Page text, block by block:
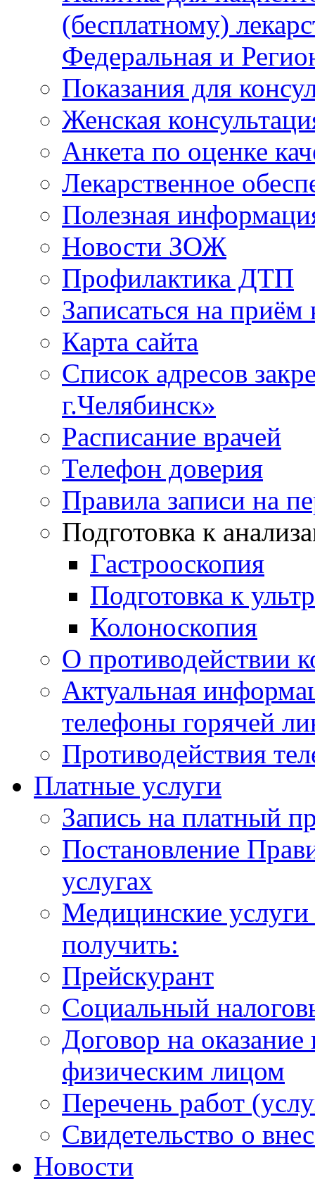
(бесплатному)
Федеральная и
Показания для
Женская
Анкета по оценке
Лекарственное
Полезная
Новости ЗОЖ
Профилактика ДТП
Записаться на приём
Карта сайта
Список адресов
г.Челябинск»
Расписание врачей
Телефон доверия
Правила записи на
Подготовка к
Гастрооскопия
Подготовка к
Колоноскопия
О противодействии
Актуальная
телефоны горячей
Противодействия
Платные услуги
Запись на платный
Постановление
услугах
Медицинские
получить:
Прейскурант
Социальный
Договор на
физическим лицом
Перечень работ
Свидетельство о
Новости